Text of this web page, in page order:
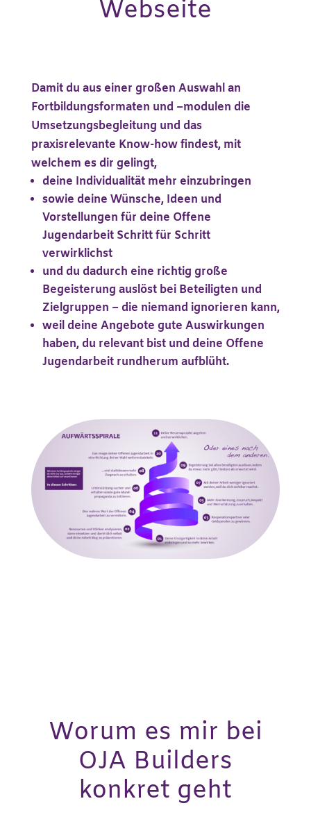
Webseite
Damit du aus einer großen Auswahl an
Fortbildungsformaten und –modulen die
Umsetzungsbegleitung und das
praxisrelevante Know-how findest, mit
welchem es dir gelingt,
deine Individualität mehr einzubringen
sowie deine Wünsche, Ideen und
Vorstellungen für deine Offene
Jugendarbeit Schritt für Schritt
verwirklichst
und du dadurch eine richtig große
Begeisterung auslöst bei Beteiligten und
Zielgruppen – die niemand ignorieren kann,
weil deine Angebote gute Auswirkungen
haben, du relevant bist und deine Offene
Jugendarbeit rundherum aufblüht.
Worum es mir bei
OJA Builders
konkret geht